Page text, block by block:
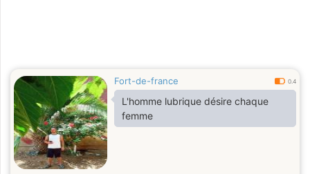
Fort-de-france 0.4
L'homme lubrique désire chaque
femme